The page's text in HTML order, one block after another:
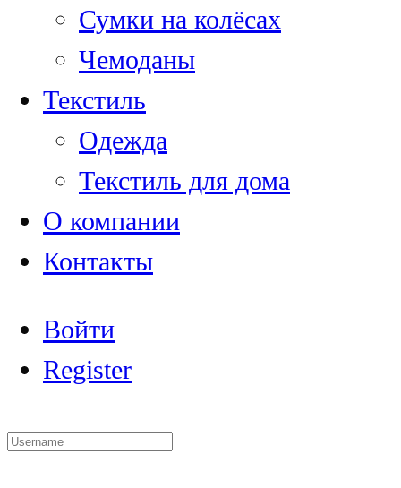
Сумки на колёсах
Чемоданы
Текстиль
Одежда
Текстиль для дома
О компании
Контакты
Войти
Register